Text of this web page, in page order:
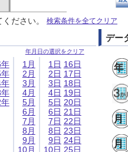
ださい。 検索条件を全てクリア
年月日の選択をクリア
1月
2月
3月
4月
5月
6月
7月
8月
9月
10月
1日
2日
3日
4日
5日
6日
7日
8日
9日
10日
16日
17日
18日
19日
20日
21日
22日
23日
24日
25日
デー